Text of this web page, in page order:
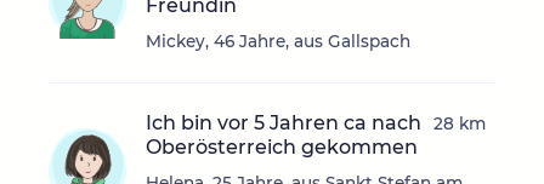
Freundin
Mickey, 46 Jahre, aus Gallspach
Ich bin vor 5 Jahren ca nach
Oberösterreich gekommen
28 km